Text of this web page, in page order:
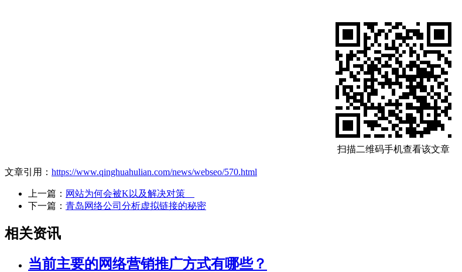
扫描二维码手机查看该文章
文章引用： https://www.qinghuahulian.com/news/webseo/570.html
上一篇： 网站为何会被K以及解决对策
下一篇： 青岛网络公司分析虚拟链接的秘密
相关资讯
当前主要的网络营销推广方式有哪些？